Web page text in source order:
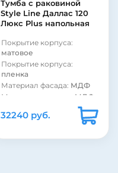
глянцевое
Покрытие фасада: эмаль
Dallas 120 L
Тумба с раковиной
Style Line Даллас 120
Люкс Plus напольная
Покрытие корпуса:
матовое
Покрытие корпуса:
пленка
Материал фасада: МДФ
Материал корпуса:
МДФ
Материал раковины:
искусственный мрамор
прямоугольная
32240 руб.